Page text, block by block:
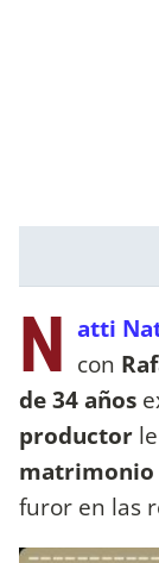
N atti
con
de 34 años
productor
matrimonio
furor en las